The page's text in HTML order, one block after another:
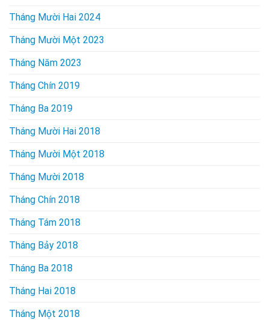
Tháng Mười Hai 2024
Tháng Mười Một 2023
Tháng Năm 2023
Tháng Chín 2019
Tháng Ba 2019
Tháng Mười Hai 2018
Tháng Mười Một 2018
Tháng Mười 2018
Tháng Chín 2018
Tháng Tám 2018
Tháng Bảy 2018
Tháng Ba 2018
Tháng Hai 2018
Tháng Một 2018